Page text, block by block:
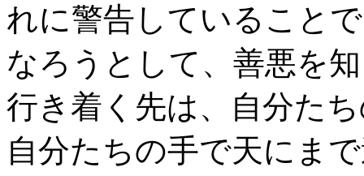
れに警告していること
なろうとして、善悪を
行き着く先は、自分た
自分たちの手で天にま